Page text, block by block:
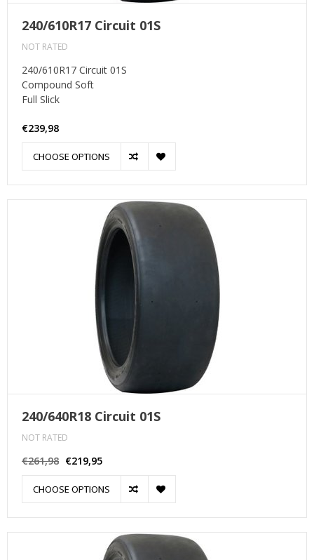
240/610R17 Circuit 01S
NOT RATED
240/610R17 Circuit 01S
Compound Soft
Full Slick
€239,98
CHOOSE OPTIONS
240/640R18 Circuit 01S
NOT RATED
€261,98 €219,95
CHOOSE OPTIONS